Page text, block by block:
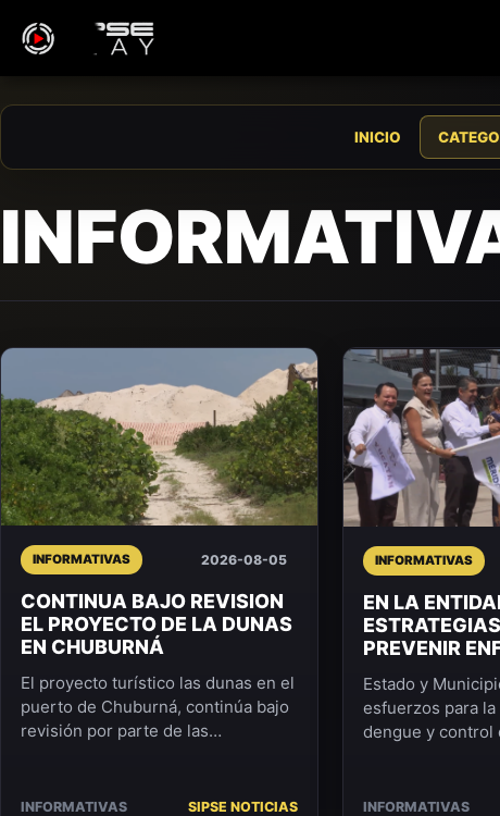
INICIO
INFORMATIVAS 2026-08-05
CONTINUA BAJO REVISION
EL PROYECTO DE LA DUNAS
EN CHUBURNÁ
El proyecto turístico las dunas en el
puerto de Chuburná, continúa bajo
revisión por parte de las
INFORMATIVAS SIPSE NOTICIAS
INFORMATIVAS
EN LA
PREVENIR
Estado y
esfuerzos para
dengue y control
INFORMATIVAS